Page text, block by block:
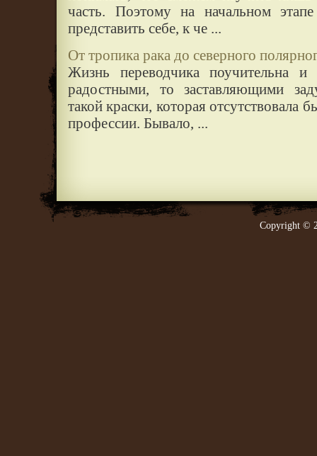
часть. Поэтому на начальном
представить себе, к че ...
От тропика рака до северного
Жизнь переводчика поучительна и
радостными, то заставляющими
такой краски, которая отсутствовала
профессии. Бывало, ...
Copyright ©